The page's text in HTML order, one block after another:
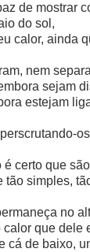
de mostrar
do sol,
calor, ainda
nem
sejam
estejam
é certo que são
tão simples,
no
calor que dele
cá de baixo,